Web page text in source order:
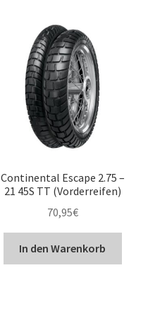
Continental Escape 2.75 –
21 45S TT (Vorderreifen)
70,95€
In den Warenkorb